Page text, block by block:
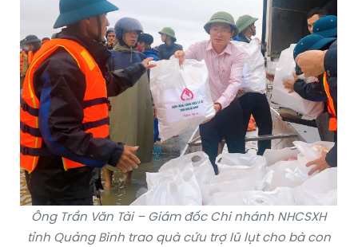
Ông Trần Văn Tài – Giám đốc Chi nhánh NHCSXH
tỉnh Quảng Bình trao quà cứu trợ lũ lụt cho bà con